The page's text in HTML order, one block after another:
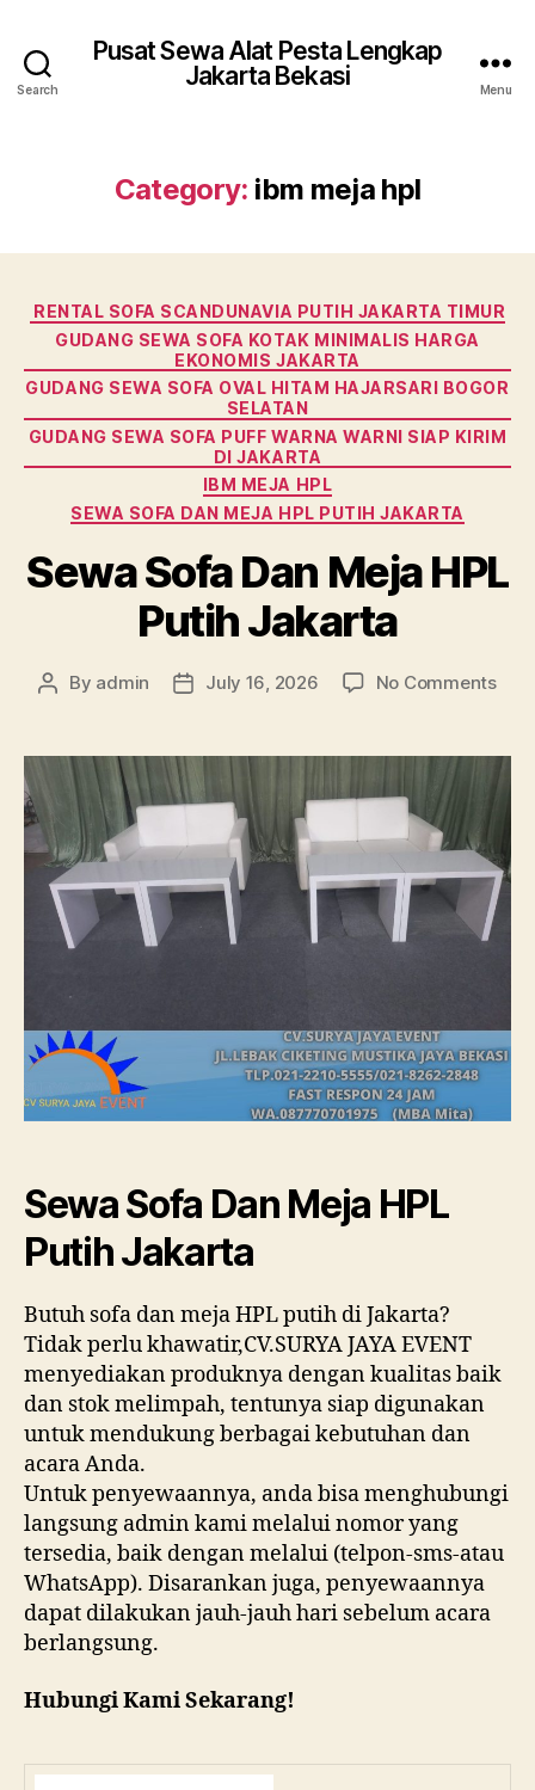
Search
Pusat Sewa Alat Pesta Lengkap
Jakarta Bekasi
Menu
Category: ibm meja hpl
Categories
RENTAL SOFA SCANDUNAVIA PUTIH JAKARTA TIMUR
GUDANG SEWA SOFA KOTAK MINIMALIS HARGA
EKONOMIS JAKARTA
GUDANG SEWA SOFA OVAL HITAM HAJARSARI BOGOR
SELATAN
GUDANG SEWA SOFA PUFF WARNA WARNI SIAP KIRIM
DI JAKARTA
IBM MEJA HPL
SEWA SOFA DAN MEJA HPL PUTIH JAKARTA
Sewa Sofa Dan Meja HPL
Putih Jakarta
Post
By admin
PostJuly 16, 2026 No Commentson
Dan
Sewa Sofa Dan Meja HPL
Putih Jakarta
Butuh sofa dan meja HPL putih di Jakarta?
Tidak perlu khawatir,CV.SURYA JAYA EVENT
menyediakan produknya dengan kualitas baik
dan stok melimpah, tentunya siap digunakan
untuk mendukung berbagai kebutuhan dan
acara Anda.
Untuk penyewaannya, anda bisa menghubungi
langsung admin kami melalui nomor yang
tersedia, baik dengan melalui (telpon-sms-atau
WhatsApp). Disarankan juga, penyewaannya
dapat dilakukan jauh-jauh hari sebelum acara
berlangsung.
Hubungi Kami Sekarang!